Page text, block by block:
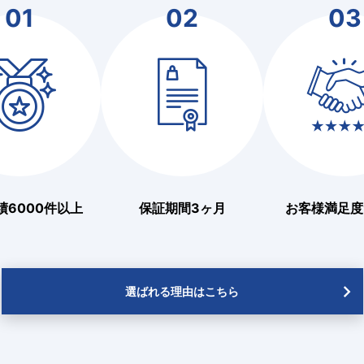
01
6000件以上
02
保証期間3ヶ月
03
お客様満足
選ばれる理由はこちら